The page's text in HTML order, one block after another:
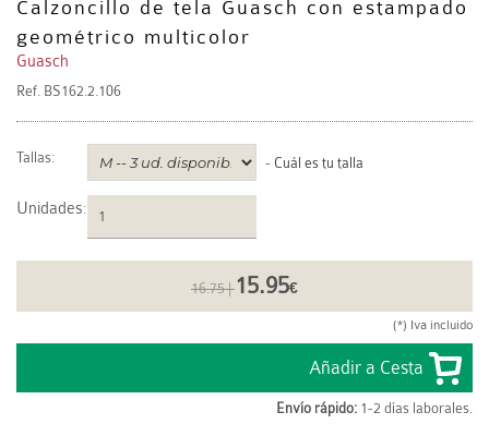
Calzoncillo de tela Guasch con estampado
geométrico multicolor
Guasch
Ref. BS162.2.106
Tallas: - Cuál es tu talla
Unidades:
16.75 |15.95€
(*) Iva incluido
Envío rápido: 1-2 días laborales.